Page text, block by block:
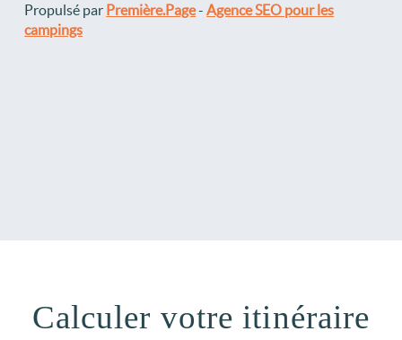
Propulsé par Première.Page-Agence SEO pour les
campings
Calculer votre itinéraire